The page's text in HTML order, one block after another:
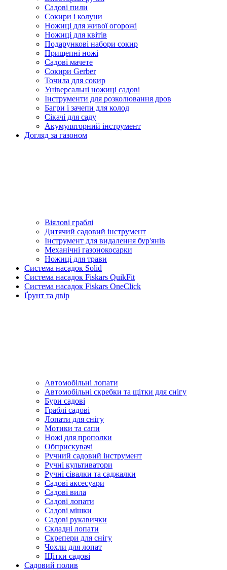
Садові пили
Сокири і колуни
Ножиці для живої огорожі
Ножиці для квітів
Подарункові набори сокир
Прищепні ножі
Садові мачете
Сокири Gerber
Точила для сокир
Універсальні ножиці садові
Інструменти для розколювання дров
Багри і зачепи для колод
Сікачі для саду
Акумуляторний інструмент
Догляд за газоном
Віялові граблі
Дитячий садовий інструмент
Інструмент для видалення бур'янів
Механічні газонокосарки
Ножиці для трави
Система насадок Solid
Система насадок Fiskars QuikFit
Система насадок Fiskars OneClick
Ґрунт та двір
Автомобільні лопати
Автомобільні скребки та щітки для снігу
Бури садові
Граблі садові
Лопати для снігу
Мотики та сапи
Ножі для прополки
Обприскувачі
Ручний садовий інструмент
Ручні культиватори
Ручні сівалки та саджалки
Садові аксесуари
Садові вила
Садові лопати
Садові мішки
Садові рукавички
Складні лопати
Скрепери для снігу
Чохли для лопат
Щітки садові
Садовий полив